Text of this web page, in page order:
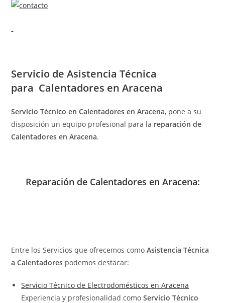
Servicio de Asistencia Técnica
para Calentadores en Aracena
Servicio Técnico en Calentadores en Aracena, pone a su
disposición un equipo profesional para la reparación de
Calentadores en Aracena.
Reparación de Calentadores en Aracena:
Entre los Servicios que ofrecemos comoAsistencia Técnica
a Calentadores podemos destacar:
Servicio Técnico de Electrodomésticos en Aracena
Experiencia y profesionalidad comoServicio Técnico